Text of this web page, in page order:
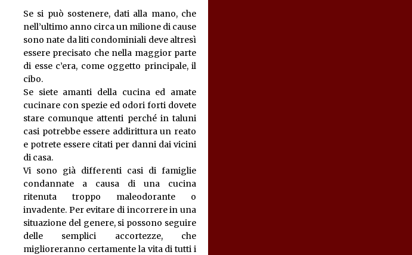
Se si può sostenere, dati alla mano, che
nell’ultimo anno circa un milione di cause
sono nate da liti condominiali deve altresì
essere precisato che nella maggior parte
di esse c’era, come oggetto principale, il
cibo.
Se siete amanti della cucina ed amate
cucinare con spezie ed odori forti dovete
stare comunque attenti perché in taluni
casi potrebbe essere addirittura un reato
e potrete essere citati per danni dai vicini
di casa.
Vi sono già differenti casi di famiglie
condannate a causa di una cucina
ritenuta troppo maleodorante o
invadente. Per evitare di incorrere in una
situazione del genere, si possono seguire
delle semplici accortezze, che
miglioreranno certamente la vita di tutti i